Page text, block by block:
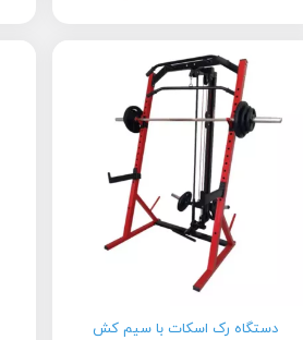
دستگاه رک اسکات با سیم کش